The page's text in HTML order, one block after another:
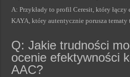
A: Przykłady to profil Ceresit, który łączy
KAYA, który autentycznie porusza tematy
Q: Jakie trudności
ocenie efektywności
AAC?